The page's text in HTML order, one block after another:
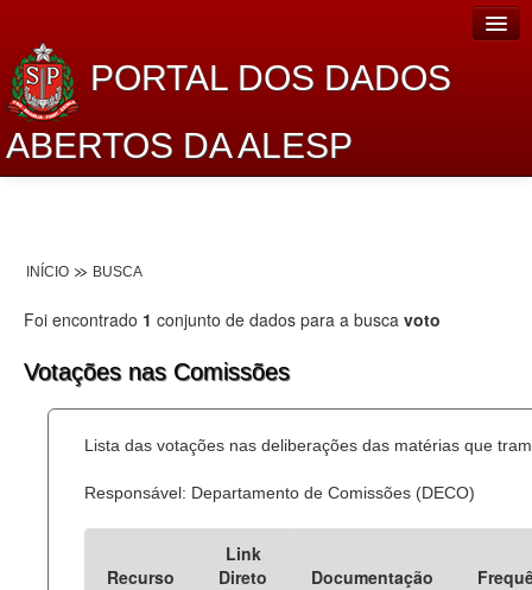
PORTAL DOS DADOS
ABERTOS DA ALESP
Lei de Acesso à Informação
Dados Governamentais Abertos
Processo Legislativo
Deputados Estaduais
INÍCIO BUSCA
Foi encontrado 1 conjunto de dados para a busca voto
Votações nas Comissões
Lista das votações nas deliberações das matérias que
Responsável: Departamento de Comissões (DECO)
Recurso
Link
Direto
Documentação